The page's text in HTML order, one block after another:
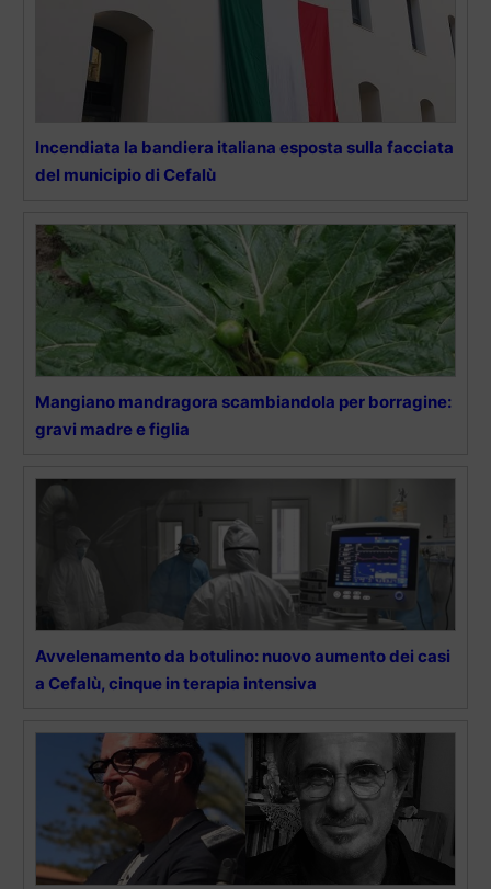
Incendiata la bandiera italiana esposta sulla facciata
del municipio di Cefalù
Mangiano mandragora scambiandola per borragine:
gravi madre e figlia
Avvelenamento da botulino: nuovo aumento dei casi
a Cefalù, cinque in terapia intensiva